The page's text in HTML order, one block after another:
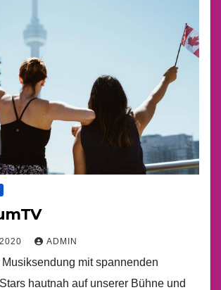
ADMIN
mit spannenden
hautnah auf unserer Bühne und